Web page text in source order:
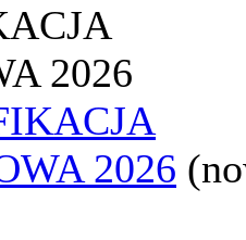
2026
2026